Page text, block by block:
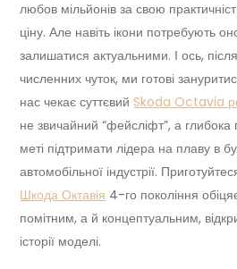
любов мільйонів за свою
ціну. Але навіть ікони потребують
залишатися актуальними. І ось,
численних чуток, ми готові
нас чекає суттєвий Skoda Octavia
не звичайний “фейсліфт”, а
меті підтримати лідера на плаву в
автомобільної індустрії.
Шкода Октавія 4-го покоління
помітним, а й концептуальним,
історії моделі.